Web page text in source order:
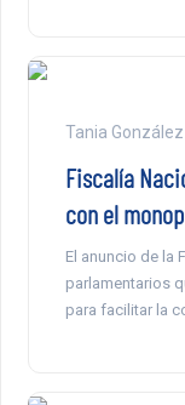
Tania González
Fiscalía
con el
El anuncio de la
parlamentarios
para facilitar la